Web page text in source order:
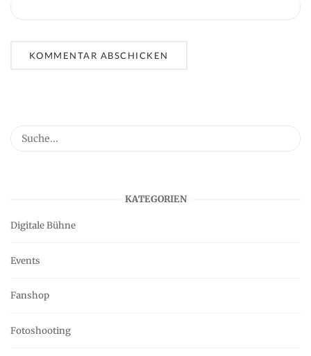
KATEGORIEN
Digitale Bühne
Events
Fanshop
Fotoshooting